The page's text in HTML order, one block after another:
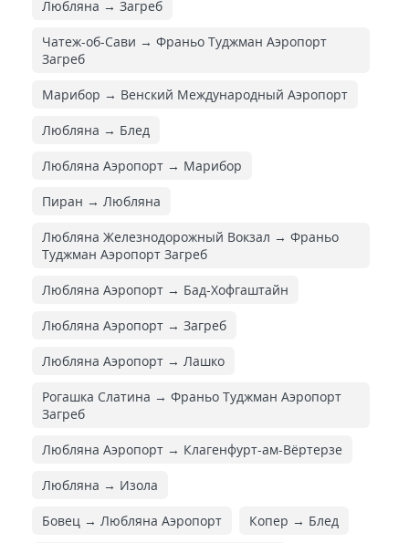
Любляна → Загреб
Чатеж-об-Сави → Франьо Туджман Аэропорт
Загреб
Марибор → Венский Международный Аэропорт
Любляна → Блед
Любляна Аэропорт → Марибор
Пиран → Любляна
Любляна Железнодорожный Вокзал → Франьо
Туджман Аэропорт Загреб
Любляна Аэропорт → Бад-Хофгаштайн
Любляна Аэропорт → Загреб
Любляна Аэропорт → Лашко
Рогашка Слатина → Франьо Туджман Аэропорт
Загреб
Любляна Аэропорт → Клагенфурт-ам-Вёртерзе
Любляна → Изола
Бовец → Любляна Аэропорт Копер → Блед